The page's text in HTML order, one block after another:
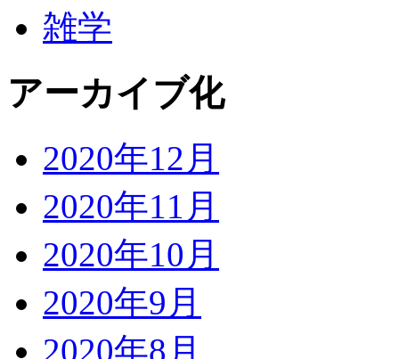
雑学
アーカイブ化
2020年12月
2020年11月
2020年10月
2020年9月
2020年8月